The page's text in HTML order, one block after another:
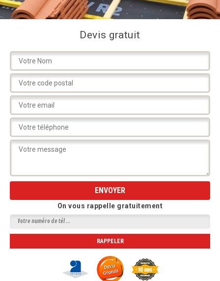
Devis gratuit
On vous rappelle gratuitement